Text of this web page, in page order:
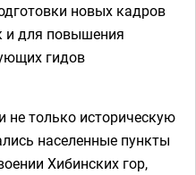
новых кадров
и для повышения
гидов
не только историческую
населенные пункты
Хибинских гор,